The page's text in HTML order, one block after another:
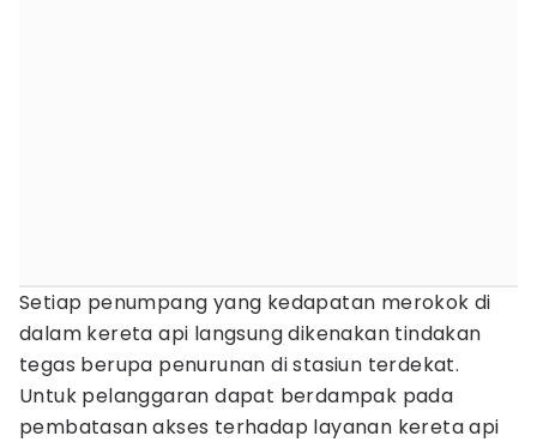
Setiap penumpang yang kedapatan merokok di
dalam kereta api langsung dikenakan tindakan
tegas berupa penurunan di stasiun terdekat.
Untuk pelanggaran dapat berdampak pada
pembatasan akses terhadap layanan kereta api